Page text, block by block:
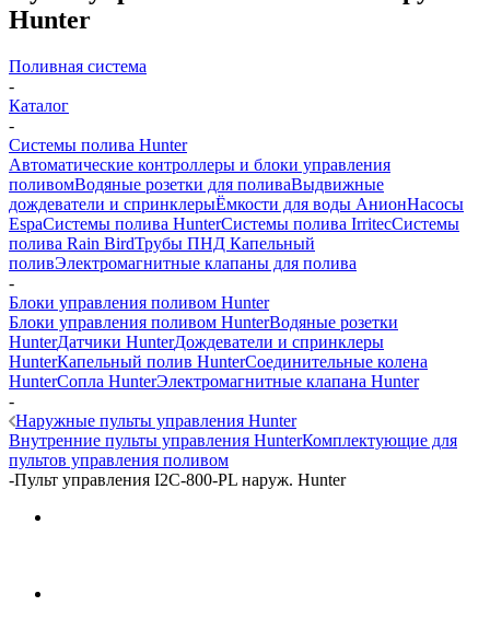
Hunter
Поливная система
-
Каталог
-
Системы полива Hunter
Автоматические контроллеры и блоки управления
поливомВодяные розетки для поливаВыдвижные
дождеватели и спринклерыЁмкости для воды АнионНасосы
EspaСистемы полива HunterСистемы полива IrritecСистемы
полива Rain BirdТрубы ПНД Капельный
поливЭлектромагнитные клапаны для полива
-
Блоки управления поливом Hunter
Блоки управления поливом HunterВодяные розетки
HunterДатчики HunterДождеватели и спринклеры
HunterКапельный полив HunterСоединительные колена
HunterСопла HunterЭлектромагнитные клапана Hunter
-
Наружные пульты управления Hunter
Внутренние пульты управления HunterКомплектующие для
пультов управления поливом
-Пульт управления I2C-800-PL наруж. Hunter